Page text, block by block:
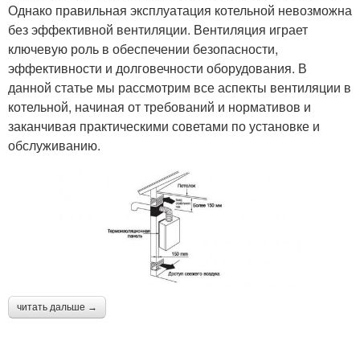
Однако правильная эксплуатация котельной невозможна
без эффективной вентиляции. Вентиляция играет
ключевую роль в обеспечении безопасности,
эффективности и долговечности оборудования. В
данной статье мы рассмотрим все аспекты вентиляции в
котельной, начиная от требований и нормативов и
заканчивая практическими советами по установке и
обслуживанию.
читать дальше →